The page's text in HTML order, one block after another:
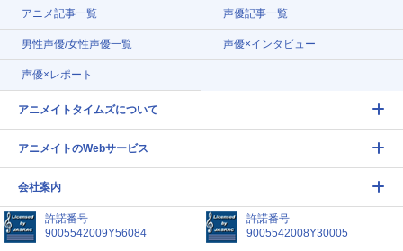
アニメ記事一覧 声優記事一覧
男性声優/女性声優一覧 声優×インタビュー
声優×レポート
アニメイトタイムズについて
アニメイトのWebサービス
会社案内
許諾番号
9005542009Y56084
許諾番号
9005542008Y30005